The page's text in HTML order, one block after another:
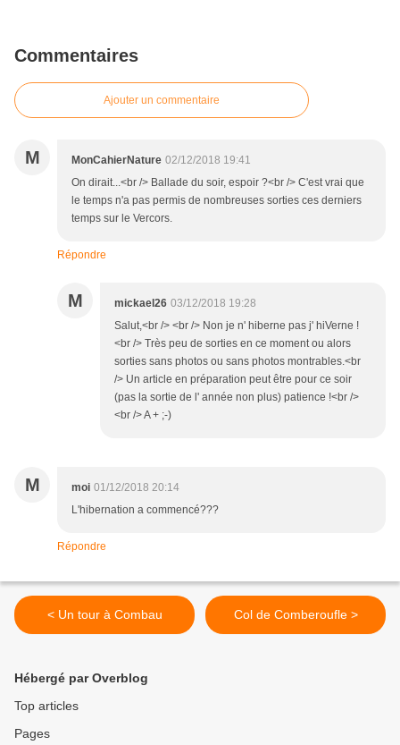
Commentaires
Ajouter un commentaire
M MonCahierNature 02/12/2018 19:41
On dirait...<br /> Ballade du soir, espoir ?<br /> C'est vrai que
le temps n'a pas permis de nombreuses sorties ces derniers
temps sur le Vercors.
Répondre
M mickael26 03/12/2018 19:28
Salut,<br /> <br /> Non je n' hiberne pas j' hiVerne !
<br /> Très peu de sorties en ce moment ou alors
sorties sans photos ou sans photos montrables.<br
/> Un article en préparation peut être pour ce soir
(pas la sortie de l' année non plus) patience !<br />
<br /> A + ;-)
M moi 01/12/2018 20:14
L'hibernation a commencé???
Répondre
< Un tour à Combau Col de Comberoufle >
Hébergé par Overblog
Top articles
Pages